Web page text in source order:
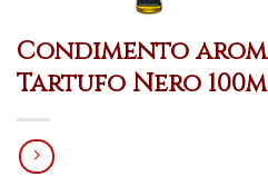
Condimento
Tartufo Nero